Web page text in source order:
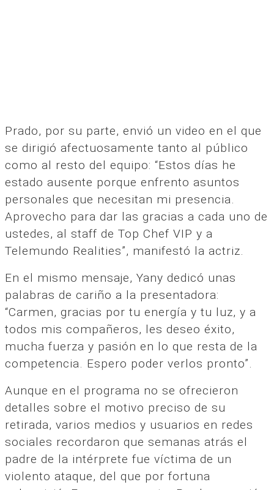
Prado, por su parte, envió un video en el que
se dirigió afectuosamente tanto al público
como al resto del equipo: “Estos días he
estado ausente porque enfrento asuntos
personales que necesitan mi presencia.
Aprovecho para dar las gracias a cada uno de
ustedes, al staff de Top Chef VIP y a
Telemundo Realities”, manifestó la actriz.
En el mismo mensaje, Yany dedicó unas
palabras de cariño a la presentadora:
“Carmen, gracias por tu energía y tu luz, y a
todos mis compañeros, les deseo éxito,
mucha fuerza y pasión en lo que resta de la
competencia. Espero poder verlos pronto”.
Aunque en el programa no se ofrecieron
detalles sobre el motivo preciso de su
retirada, varios medios y usuarios en redes
sociales recordaron que semanas atrás el
padre de la intérprete fue víctima de un
violento ataque, del que por fortuna